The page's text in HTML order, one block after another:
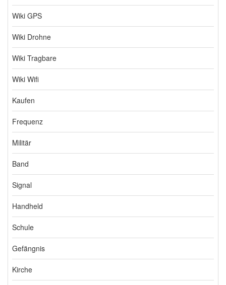
Wiki GPS
Wiki Drohne
Wiki Tragbare
Wiki Wifi
Kaufen
Frequenz
Militär
Band
Signal
Handheld
Schule
Gefängnis
Kirche